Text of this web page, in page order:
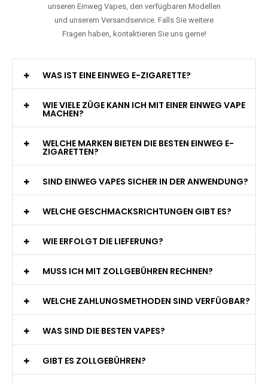
unseren Einweg Vapes, den verfügbaren Modellen
und unserem Versandservice. Falls Sie weitere
Fragen haben, kontaktieren Sie uns gerne!
WAS IST EINE EINWEG E-ZIGARETTE?
WIE VIELE ZÜGE KANN ICH MIT EINER EINWEG VAPE
MACHEN?
WELCHE MARKEN BIETEN DIE BESTEN EINWEG E-
ZIGARETTEN?
SIND EINWEG VAPES SICHER IN DER ANWENDUNG?
WELCHE GESCHMACKSRICHTUNGEN GIBT ES?
WIE ERFOLGT DIE LIEFERUNG?
MUSS ICH MIT ZOLLGEBÜHREN RECHNEN?
WELCHE ZAHLUNGSMETHODEN SIND VERFÜGBAR?
WAS SIND DIE BESTEN VAPES?
GIBT ES ZOLLGEBÜHREN?